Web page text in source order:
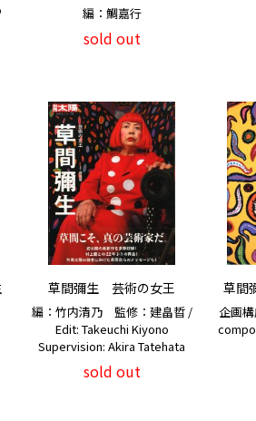
編：鯛嘉行
sold out
草間彌生 芸術の女王
編：竹内清乃 監修：建畠晢 /
Edit: Takeuchi Kiyono
Supervision: Akira Tatehata
sold out
草間
企画